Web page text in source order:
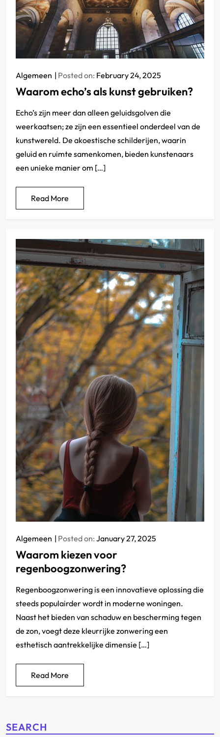
Algemeen Posted on: February 24, 2025
Waarom echo’s als kunst gebruiken?
Echo’s zijn meer dan alleen geluidsgolven die
weerkaatsen; ze zijn een essentieel onderdeel van de
kunstwereld. De akoestische schilderijen, waarin
geluid en ruimte samenkomen, bieden kunstenaars
een unieke manier om […]
Read More
Algemeen Posted on: January 27, 2025
Waarom kiezen voor
regenboogzonwering?
Regenboogzonwering is een innovatieve oplossing die
steeds populairder wordt in moderne woningen.
Naast het bieden van schaduw en bescherming tegen
de zon, voegt deze kleurrijke zonwering een
esthetisch aantrekkelijke dimensie […]
Read More
SEARCH